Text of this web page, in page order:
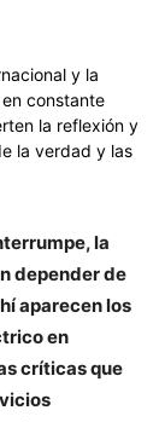
y la
constante
la reflexión y
la verdad y las
la
depender de
aparecen los
en
críticas que